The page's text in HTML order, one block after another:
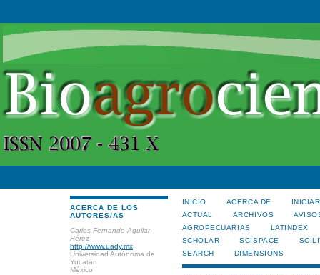
ACERCA DE LOS
AUTORES/AS
Carlos Fernando Aguilar-
Pérez
http://www.uady.mx
Universidad Autónoma de
Yucatán
México
INICIO ACERCA DE
ACTUAL
ARCHIVOS
AGROPECUARIAS
LATINDEX
SCHOLAR
SCISPACE
SEARCH
DIMENSIONS